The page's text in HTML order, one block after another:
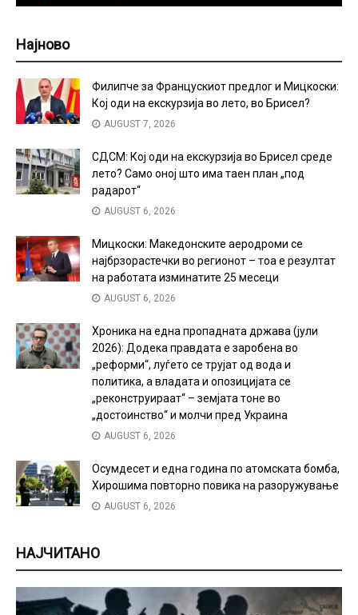
Најново
Филипче за Францускиот предлог и Мицкоски:
Кој оди на екскурзија во лето, во Брисел?
AUGUST 7, 2026
СДСМ: Кој оди на екскурзија во Брисел среде
лето? Само оној што има таен план „под
радарот“
AUGUST 6, 2026
Мицкоски: Македонските аеродроми се
најбрзорастечки во регионот – тоа е резултат
на работата изминатите 25 месеци
AUGUST 6, 2026
Хроника на една пропадната држава (јули
2026): Додека правдата е заробена во
„реформи“, луѓето се трујат од вода и
политика, а владата и опозицијата се
„реконструираат“ – земјата тоне во
„достоинство“ и молчи пред Украина
AUGUST 6, 2026
Осумдесет и една година по атомската бомба,
Хирошима повторно повика на разоружување
AUGUST 6, 2026
НАЈЧИТАНО